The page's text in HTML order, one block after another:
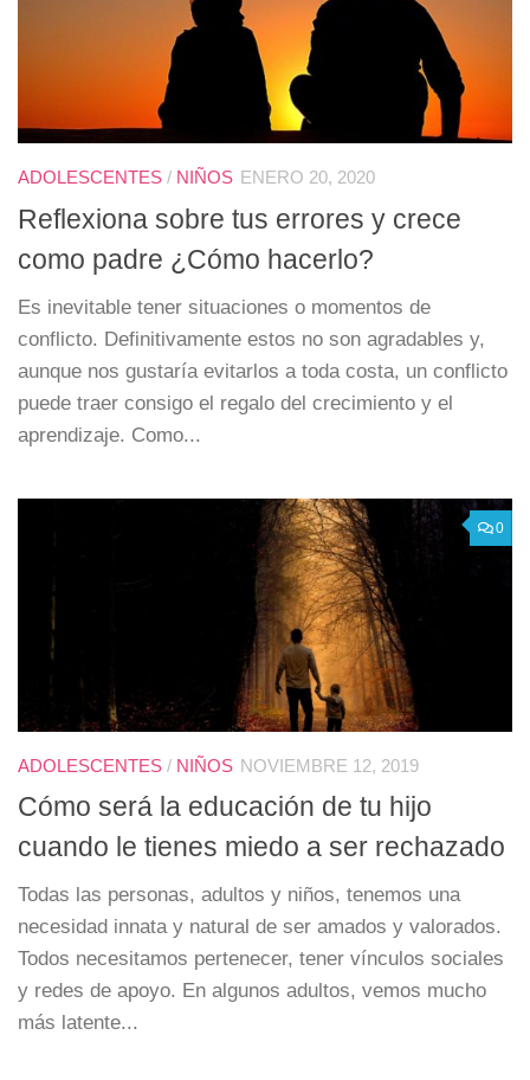
ADOLESCENTES / NIÑOS ENERO 20, 2020
Reflexiona sobre tus errores y crece
como padre ¿Cómo hacerlo?
Es inevitable tener situaciones o momentos de
conflicto. Definitivamente estos no son agradables y,
aunque nos gustaría evitarlos a toda costa, un conflicto
puede traer consigo el regalo del crecimiento y el
aprendizaje. Como...
0
ADOLESCENTES / NIÑOS NOVIEMBRE 12, 2019
Cómo será la educación de tu hijo
cuando le tienes miedo a ser rechazado
Todas las personas, adultos y niños, tenemos una
necesidad innata y natural de ser amados y valorados.
Todos necesitamos pertenecer, tener vínculos sociales
y redes de apoyo. En algunos adultos, vemos mucho
más latente...